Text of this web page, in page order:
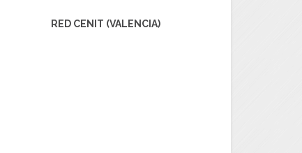
RED CENIT (VALENCIA)